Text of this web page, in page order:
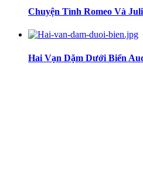
Chuyện Tình Romeo Và
Hai Vạn Dặm Dưới Biển